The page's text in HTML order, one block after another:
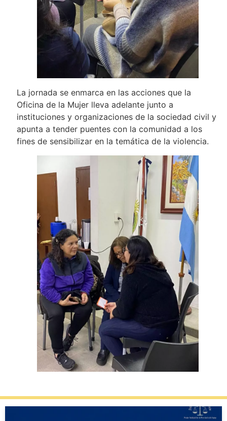
La jornada se enmarca en las acciones que la
Oficina de la Mujer lleva adelante junto a
instituciones y organizaciones de la sociedad civil y
apunta a tender puentes con la comunidad a los
fines de sensibilizar en la temática de la violencia.